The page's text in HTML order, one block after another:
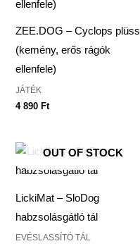
ZEE.DOG – Cyclops plüss
(kemény, erős rágók
ellenfele)
JÁTÉK
4 890 Ft
OUT OF STOCK
LickiMat – SloDog
habzsolásgátló tál
EVÉSLASSÍTÓ TÁL